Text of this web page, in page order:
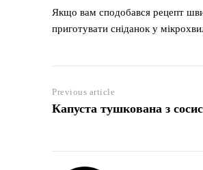
Якщо вам сподобався рецепт
приготувати сніданок у
Previous article
Капуста тушкована з